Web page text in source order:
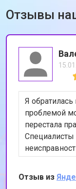
Отзывы
Я
проблемой
перестала
устранили
работает
качеством
Отзыв из